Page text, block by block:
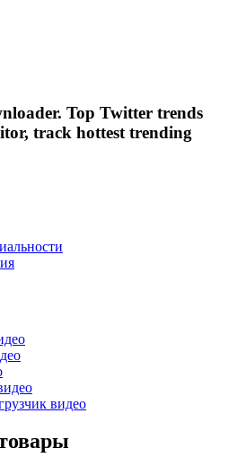
Top Twitter trends
track hottest trending
видео